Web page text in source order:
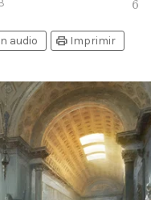
6
audio print Imprimir